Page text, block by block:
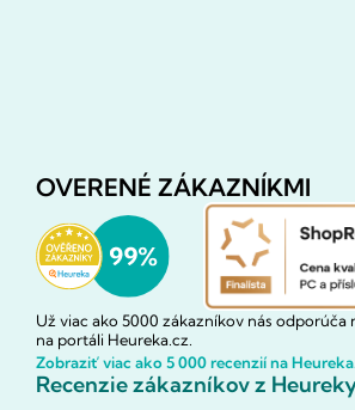
OVERENÉ ZÁKAZNÍKMI
Už viac ako 5000 zákazníkov nás odporúča
na portáli Heureka.cz.
Zobraziť viac ako 5 000 recenzií na
Recenzie zákazníkov z